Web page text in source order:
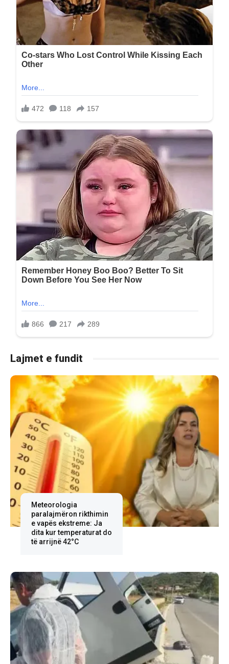
Lajmet e fundit
Meteorologia
paralajmëron rikthimin
e vapës ekstreme: Ja
dita kur temperaturat do
të arrijnë 42°C